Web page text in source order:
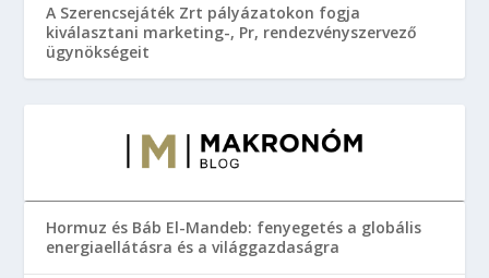
A Szerencsejáték Zrt pályázatokon fogja
kiválasztani marketing-, Pr, rendezvényszervező
ügynökségeit
Hormuz és Báb El-Mandeb: fenyegetés a globális
energiaellátásra és a világgazdaságra